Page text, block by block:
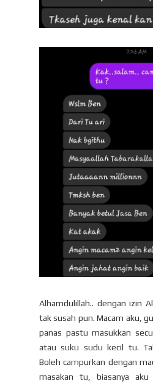
Alhamdulillah.. dengan izin
tak susah pun. Macam aku,
panas pastu masukkan
atau suku sudu kecil tu.
Boleh campurkan dengan
masakan tu, biasanya aku